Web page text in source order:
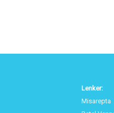
Lenker:
Misarepta